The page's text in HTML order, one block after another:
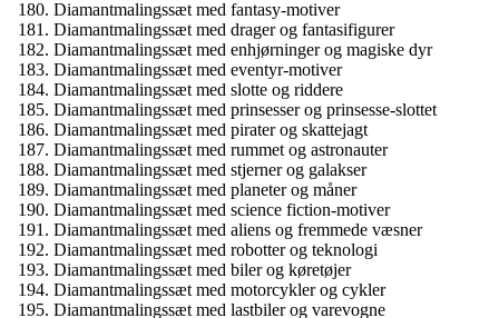
Diamantmalingssæt med fantasy-motiver
Diamantmalingssæt med drager og fantasifigurer
Diamantmalingssæt med enhjørninger og magiske dyr
Diamantmalingssæt med eventyr-motiver
Diamantmalingssæt med slotte og riddere
Diamantmalingssæt med prinsesser og prinsesse-slottet
Diamantmalingssæt med pirater og skattejagt
Diamantmalingssæt med rummet og astronauter
Diamantmalingssæt med stjerner og galakser
Diamantmalingssæt med planeter og måner
Diamantmalingssæt med science fiction-motiver
Diamantmalingssæt med aliens og fremmede væsner
Diamantmalingssæt med robotter og teknologi
Diamantmalingssæt med biler og køretøjer
Diamantmalingssæt med motorcykler og cykler
Diamantmalingssæt med lastbiler og varevogne